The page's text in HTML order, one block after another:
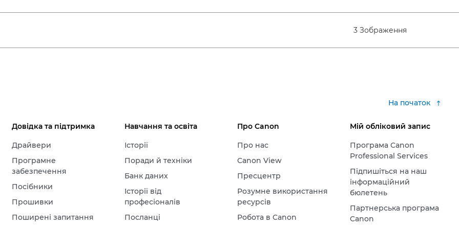
3 Зображення
На початок
Довідка та підтримка
Драйвери
Програмне
забезпечення
Посібники
Прошивки
Поширені запитання
Навчання та освіта
Історії
Поради й техніки
Банк даних
Історії від
професіоналів
Посланці
Про Canon
Про нас
Canon View
Пресцентр
Розумне використання
ресурсів
Робота в Canon
Мій обліковий запис
Програма Canon
Professional Services
Підпишіться на наш
інформаційний
бюлетень
Партнерська програма
Canon